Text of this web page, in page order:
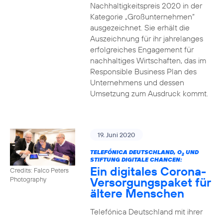
Nachhaltigkeitspreis 2020 in der
Kategorie „Großunternehmen“
ausgezeichnet. Sie erhält die
Auszeichnung für ihr jahrelanges
erfolgreiches Engagement für
nachhaltiges Wirtschaften, das im
Responsible Business Plan des
Unternehmens und dessen
Umsetzung zum Ausdruck kommt.
Credits: Falco Peters
Photography
19. Juni 2020
TELEFÓNICA DEUTSCHLAND, O2UND
STIFTUNG DIGITALE CHANCEN:
Ein digitales Corona-
Versorgungspaket für
ältere Menschen
Telefónica Deutschland mit ihrer